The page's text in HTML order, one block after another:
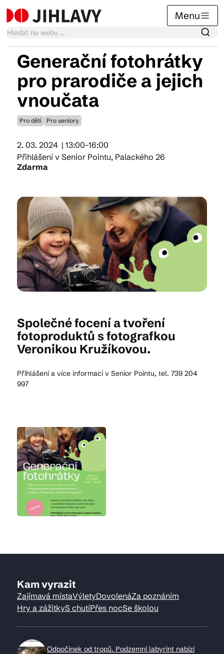
Menu
Kalendář akcí
Tradiční akce
Články
Praktické info
Kam vyrazit
Generační fotohrátky
pro prarodiče a jejich
vnoučata
Pro děti Pro seniory
2. 03. 2024 | 13:00-16:00
Přihlášení v Senior Pointu, Palackého 26
Zdarma
Společné focení a tvoření
fotoproduktů s fotografkou
Veronikou Kružíkovou.
Přihlášení a více informací v Senior Pointu, tel. 739 204
997
Kam vyrazit
Zajímavá místaVýletyDovolenáZa poznáním
Hry a zážitkyS chutíPřes nocSe školou
Odpočinek od tropů. Podzemní labyrint nabízí